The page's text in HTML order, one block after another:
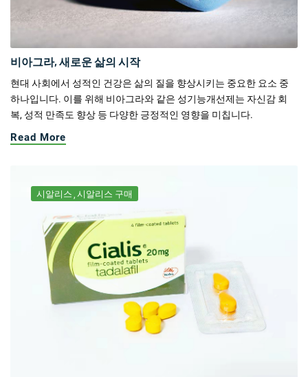
비아그라, 새로운 삶의 시작
현대 사회에서 성적인 건강은 삶의 질을 향상시키는 중요한 요소 중
하나입니다. 이를 위해 비아그라와 같은 성기능개선제는 자신감 회
복, 성적 만족도 향상 등 다양한 긍정적인 영향을 미칩니다.
Read More
시알리스 시알리스 구매